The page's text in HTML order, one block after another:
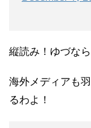
縦読み！ゆづな
海外メディアも
るわよ！